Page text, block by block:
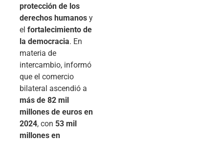
protección de los
derechos humanos y
el fortalecimiento de
la democracia. En
materia de
intercambio, informó
que el comercio
bilateral ascendió a
más de 82 mil
millones de euros en
2024, con 53 mil
millones en